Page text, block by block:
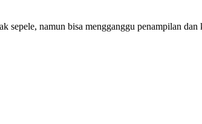
namun bisa mengganggu penampilan